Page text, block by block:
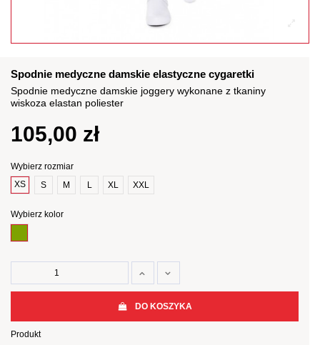
Spodnie medyczne damskie elastyczne cygaretki
Spodnie medyczne damskie joggery wykonane z tkaniny
wiskoza elastan poliester
105,00 zł
Wybierz rozmiar
XS
S M L XL XXL
Wybierz kolor
DO KOSZYKA
Produkt